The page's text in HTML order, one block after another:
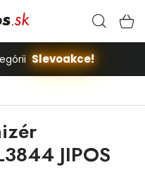
Slevoakce!
JIPOS